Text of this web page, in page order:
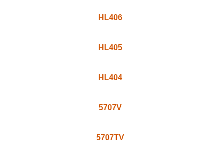
218C
243N
HL555VT
HL555TVS
HL555TV